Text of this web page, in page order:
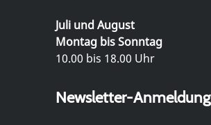
Juli und August
Montag bis Sonntag
10.00 bis 18.00 Uhr
Newsletter-Anmeldung